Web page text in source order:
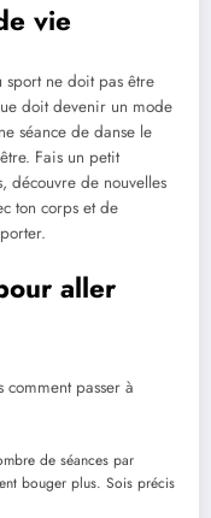
vie
ne doit pas être
doit devenir un mode
séance de danse le
Fais un petit
découvre de nouvelles
ton corps et de
aller
comment passer à
de séances par
bouger plus. Sois précis